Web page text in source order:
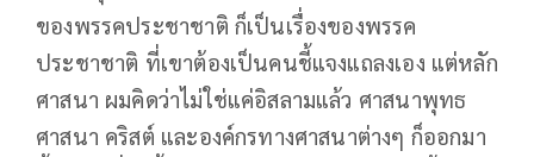
ของพรรคประชาชาติ ก็เป็นเรื่องของพรรค
ประชาชาติ ที่เขาต้องเป็นคนชี้แจงแถลงเอง แต่หลัก
ศาสนา ผมคิดว่าไม่ใช่แค่อิสลามแล้ว ศาสนาพุทธ
ศาสนา คริสต์ และองค์กรทางศาสนาต่างๆ ก็ออกมา